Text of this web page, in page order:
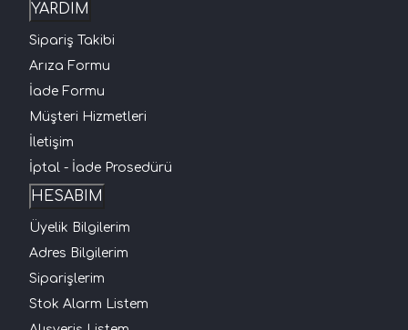
YARDIM
Sipariş Takibi
Arıza Formu
İade Formu
Müşteri Hizmetleri
İletişim
İptal - İade Prosedürü
HESABIM
Üyelik Bilgilerim
Adres Bilgilerim
Siparişlerim
Stok Alarm Listem